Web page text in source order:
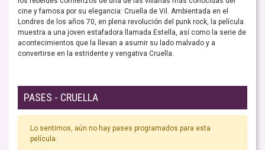
cine y famosa por su elegancia: Cruella de Vil. Ambientada en el
Londres de los años 70, en plena revolución del punk rock, la película
muestra a una joven estafadora llamada Estella, así como la serie de
acontecimientos que la llevan a asumir su lado malvado y a
convertirse en la estridente y vengativa Cruella.
PASES - CRUELLA
Lo sentimos, aún no hay pases programados para esta
película.